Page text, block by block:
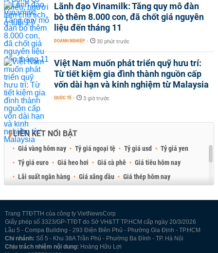
Lãnh đạo Vinamilk: Tăng quy mô đàn
bò thêm 8.000 con, đã chốt giá nguyên
liệu đến tháng 11
DOANH NGHIỆP - 30 phút trước
Việt Nam muốn phát triển quỹ hưu trí:
Từ tiết kiệm gia đình thành nguồn cấp
vốn dài hạn và kinh nghiệm từ Malaysia
QUỐC TẾ - 3 giờ trước
LIÊN KẾT NỔI BẬT
Giá vàng hôm nay Tỷ giá ngoại tệ Tỷ giá usd
Tỷ giá yen
Tỷ giá euro
Giá heo hơi Giá cà phê
Giá tiêu hôm nay
Lãi suất ngân hàng
Giá xăng dầu
Giá thép hôm nay
Trang TTĐTTH của công ty VietNewsCorp
Giấy phép số 3323/GP-TTĐT do Sở VH&TT TP.HCM cấp ngày 20/3/2026
Lầu 5 - Compa Building - 293 Điện Biên Phủ - Phường Gia Định - TP.HCM
Chi nhánh: Số 5 - Khu 38A Trần Phú - Phường Ba Đình - TP. Hà Nội
Chịu trách nhiệm nội dung: Hoàng Hữu Lợi